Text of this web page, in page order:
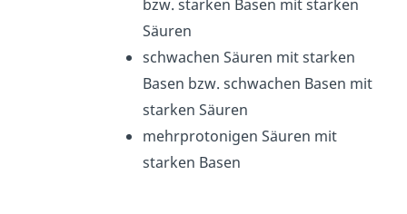
bzw. starken Basen mit starken
Säuren
schwachen Säuren mit starken
Basen bzw. schwachen Basen mit
starken Säuren
mehrprotonigen Säuren mit
starken Basen